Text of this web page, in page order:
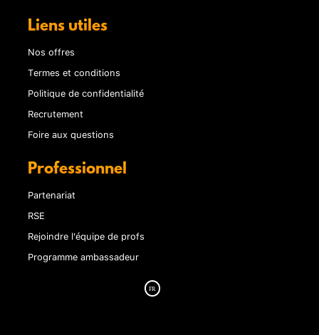
Liens utiles
Nos offres
Termes et conditions
Politique de confidentialité
Recrutement
Foire aux questions
Professionnel
Partenariat
RSE
Rejoindre l'équipe de profs
Programme ambassadeur